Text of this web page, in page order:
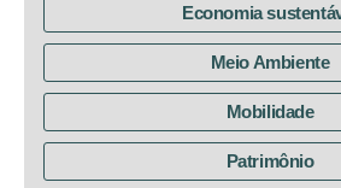
Economia
Meio Ambiente
Mobilidade
Patrimônio